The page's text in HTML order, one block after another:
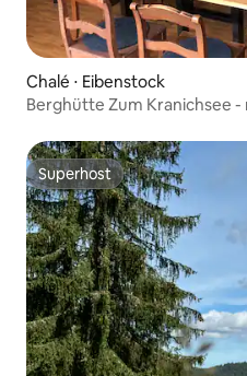
Chalé ⋅ Eibenstock
Berghütte Zum Kranichsee
Superhost
Superhost